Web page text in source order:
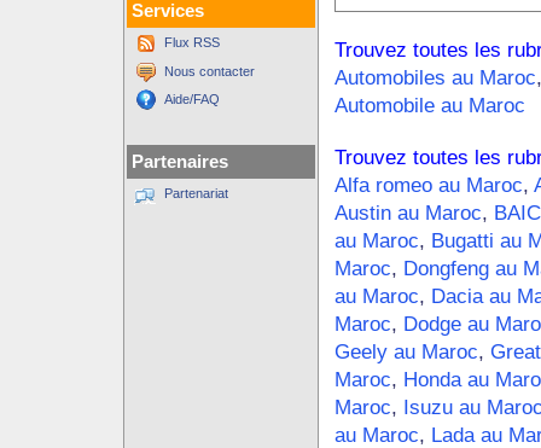
Services
Flux RSS
Nous contacter
Aide/FAQ
Partenaires
Partenariat
Trouvez toutes les
Automobiles au Maroc
Automobile au Maroc
Trouvez toutes les
Alfa romeo au Maroc,
Austin au Maroc,
au Maroc, Bugatti au
Maroc, Dongfeng au
au Maroc, Dacia au
Maroc, Dodge au
Geely au Maroc,
Maroc, Honda au
Maroc, Isuzu au
au Maroc, Lada au